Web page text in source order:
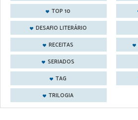
TOP 10
DESAFIO LITERÁRIO
RECEITAS
SERIADOS
TAG
TRILOGIA